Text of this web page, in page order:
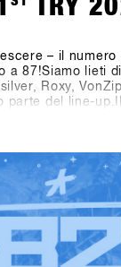
TRY
– il numero
a 87!Siamo lieti
Roxy,
parte del line-
TRY 2026!👉
aggiornata.